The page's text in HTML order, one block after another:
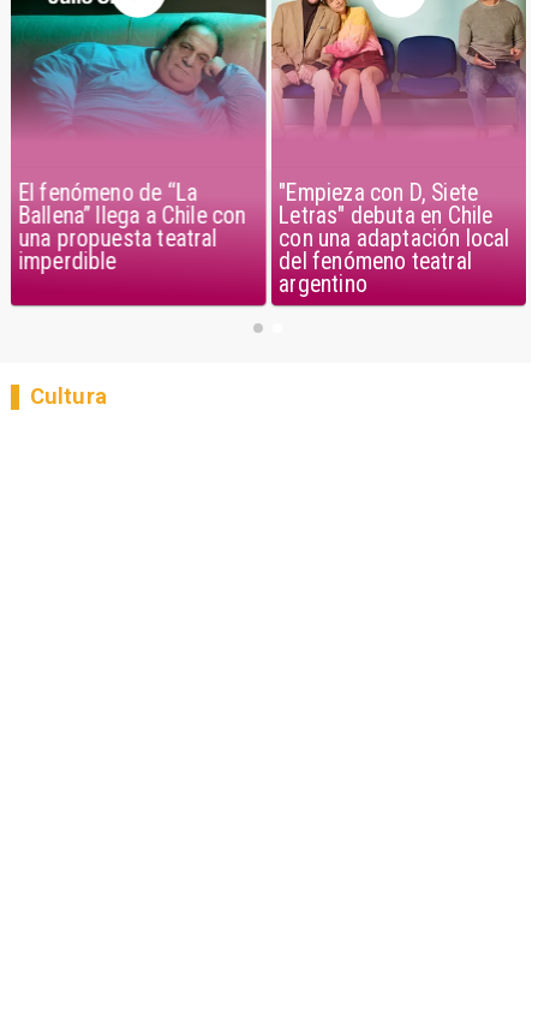
"Empieza con D, Siete
Letras" debuta en Chile
con una adaptación local
del fenómeno teatral
El fenómeno de “La
Ballena” llega a Chile con
una propuesta teatral
imperdible
Cultura